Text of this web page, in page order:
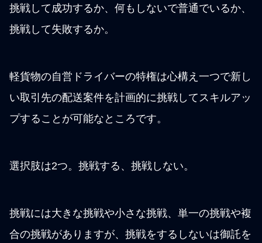
挑戦して成功するか、何もしないで普通でいるか、
挑戦して失敗するか。
軽貨物の自営ドライバーの特権は心構え一つで新し
い取引先の配送案件を計画的に挑戦してスキルアッ
プすることが可能なところです。
選択肢は2つ。挑戦する、挑戦しない。
挑戦には大きな挑戦や小さな挑戦、単一の挑戦や複
合の挑戦がありますが、挑戦をするしないは御託を